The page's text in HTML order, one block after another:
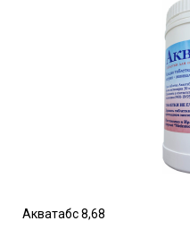
Акватабс 8,68